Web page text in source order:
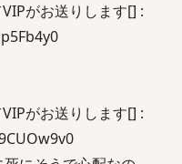
がお送りします[] :
がお送りします[] :